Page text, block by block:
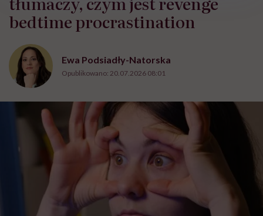
bedtime procrastination
Ewa Podsiadły-Natorska
Opublikowano: 20.07.2026 08:01